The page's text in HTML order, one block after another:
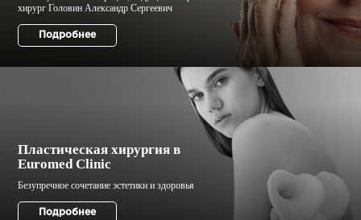
Пластическая хирургия в
Euromed Clinic